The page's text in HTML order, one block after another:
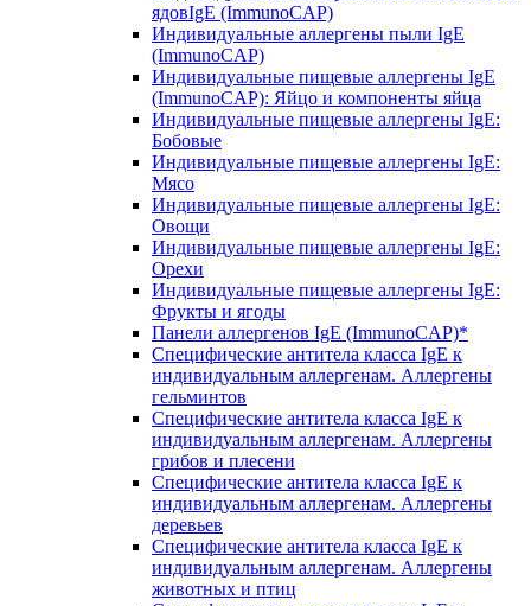
ядовIgE (ImmunoCAP)
Индивидуальные аллергены пыли IgE
(ImmunoCAP)
Индивидуальные пищевые аллергены IgE
(ImmunoCAP): Яйцо и компоненты яйца
Индивидуальные пищевые аллергены IgE:
Бобовые
Индивидуальные пищевые аллергены IgE:
Мясо
Индивидуальные пищевые аллергены IgE:
Овощи
Индивидуальные пищевые аллергены IgE:
Орехи
Индивидуальные пищевые аллергены IgE:
Фрукты и ягоды
Панели аллергенов IgE (ImmunoCAP)*
Специфические антитела класса IgE к
индивидуальным аллергенам. Аллергены
гельминтов
Специфические антитела класса IgE к
индивидуальным аллергенам. Аллергены
грибов и плесени
Специфические антитела класса IgE к
индивидуальным аллергенам. Аллергены
деревьев
Специфические антитела класса IgE к
индивидуальным аллергенам. Аллергены
животных и птиц